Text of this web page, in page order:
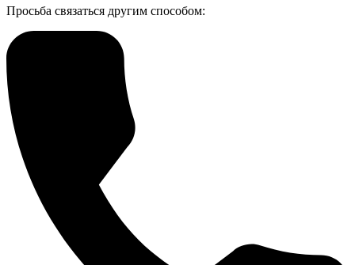
Просьба связаться другим способом: